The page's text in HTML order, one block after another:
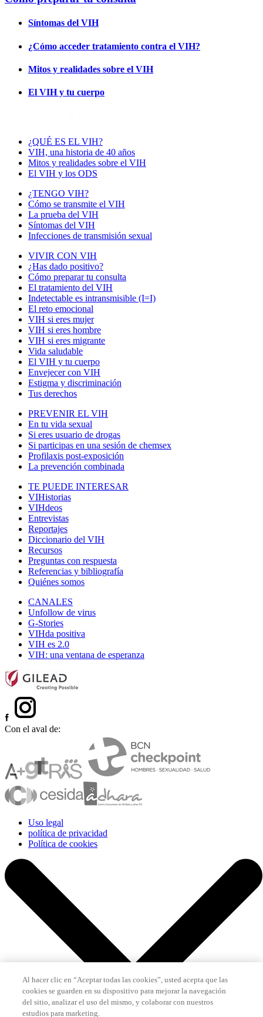
Síntomas del VIH
¿Cómo acceder tratamiento contra el VIH?
Mitos y realidades sobre el VIH
El VIH y tu cuerpo
¿QUÉ ES EL VIH?
VIH, una historia de 40 años
Mitos y realidades sobre el VIH
El VIH y los ODS
¿TENGO VIH?
Cómo se transmite el VIH
La prueba del VIH
Síntomas del VIH
Infecciones de transmisión sexual
VIVIR CON VIH
¿Has dado positivo?
Cómo preparar tu consulta
El tratamiento del VIH
Indetectable es intransmisible (I=I)
El reto emocional
VIH si eres mujer
VIH si eres hombre
VIH si eres migrante
Vida saludable
El VIH y tu cuerpo
Envejecer con VIH
Estigma y discriminación
Tus derechos
PREVENIR EL VIH
En tu vida sexual
Si eres usuario de drogas
Si participas en una sesión de chemsex
Profilaxis post-exposición
La prevención combinada
TE PUEDE INTERESAR
VIHistorias
VIHdeos
Entrevistas
Reportajes
Diccionario del VIH
Recursos
Preguntas con respuesta
Referencias y bibliografía
Quiénes somos
CANALES
Unfollow de virus
G-Stories
VIHda positiva
VIH es 2.0
VIH: una ventana de esperanza
Con el aval de:
Uso legal
política de privacidad
Política de cookies
Al hacer clic en “Aceptar todas las cookies”, usted acepta que las
cookies se guarden en su dispositivo para mejorar la navegación
del sitio, analizar el uso del mismo, y colaborar con nuestros
estudios para marketing.